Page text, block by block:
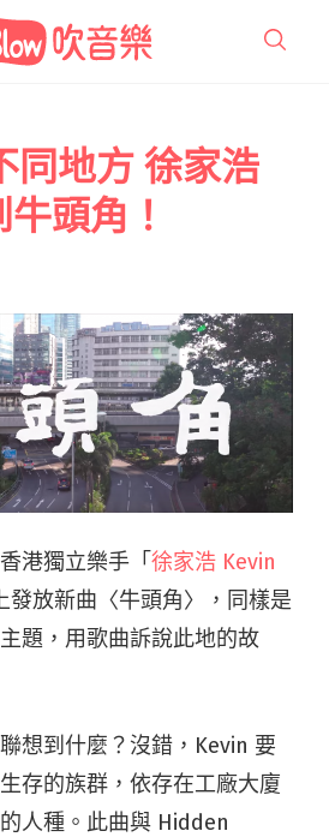
同地方 徐家浩
頭角！
港獨立樂手「 徐家浩 Kevin
發放新曲〈牛頭角〉，同樣是
題，用歌曲訴說此地的故
想到什麼？沒錯，Kevin 要
存的族群，依存在工廠大廈
人種。此曲與 Hidden